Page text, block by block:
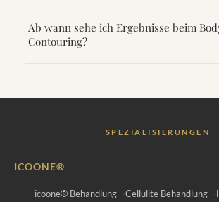
Nein. icoone® eignet sich für die
Konturen und die Verbesserung der
Ab wann sehe ich Ergebnisse beim
Contouring?
Sitzungen. Sichtbare
SPEZIALISIERUNGEN
ICOONE®
icoone® Behandlung Cellulite Behandlung